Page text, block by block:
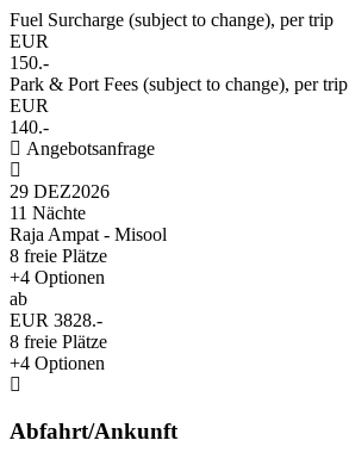
Fuel Surcharge (subject to change), per trip
EUR
150.-
Park & Port Fees (subject to change), per trip
EUR
140.-
Angebotsanfrage
29 DEZ2026
11 Nächte
Raja Ampat - Misool
8 freie Plätze
+4 Optionen
ab
EUR 3828.-
8 freie Plätze
+4 Optionen
Abfahrt/Ankunft